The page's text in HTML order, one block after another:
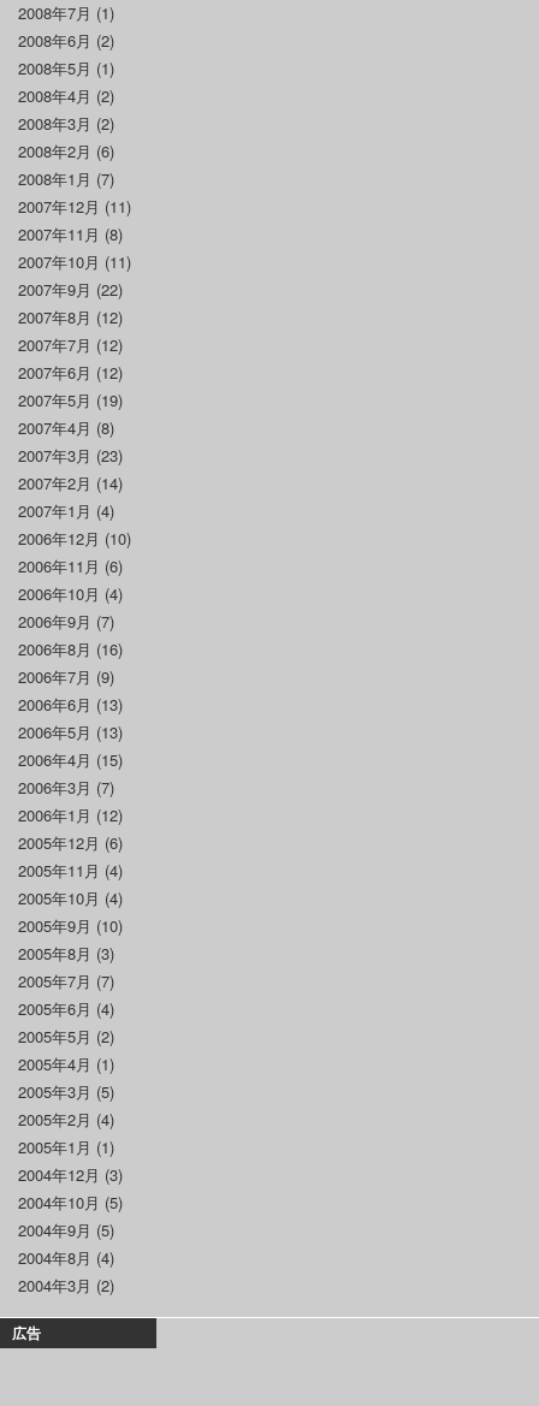
2008年7月 (1)
2008年6月 (2)
2008年5月 (1)
2008年4月 (2)
2008年3月 (2)
2008年2月 (6)
2008年1月 (7)
2007年12月 (11)
2007年11月 (8)
2007年10月 (11)
2007年9月 (22)
2007年8月 (12)
2007年7月 (12)
2007年6月 (12)
2007年5月 (19)
2007年4月 (8)
2007年3月 (23)
2007年2月 (14)
2007年1月 (4)
2006年12月 (10)
2006年11月 (6)
2006年10月 (4)
2006年9月 (7)
2006年8月 (16)
2006年7月 (9)
2006年6月 (13)
2006年5月 (13)
2006年4月 (15)
2006年3月 (7)
2006年1月 (12)
2005年12月 (6)
2005年11月 (4)
2005年10月 (4)
2005年9月 (10)
2005年8月 (3)
2005年7月 (7)
2005年6月 (4)
2005年5月 (2)
2005年4月 (1)
2005年3月 (5)
2005年2月 (4)
2005年1月 (1)
2004年12月 (3)
2004年10月 (5)
2004年9月 (5)
2004年8月 (4)
2004年3月 (2)
広告